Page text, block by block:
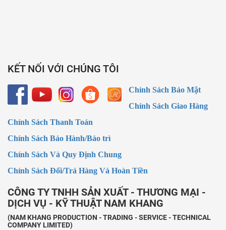
KẾT NỐI VỚI CHÚNG TÔI
Chính Sách Bảo Mật
Chính Sách Giao Hàng
Chính Sách Thanh Toán
Chính Sách Bảo Hành/Bảo trì
Chính Sách Và Quy Định Chung
Chính Sách Đổi/Trả Hàng Và Hoàn Tiền
CÔNG TY TNHH SẢN XUẤT - THƯƠNG MẠI -
DỊCH VỤ - KỸ THUẬT NAM KHANG
(NAM KHANG PRODUCTION - TRADING - SERVICE - TECHNICAL
COMPANY LIMITED)